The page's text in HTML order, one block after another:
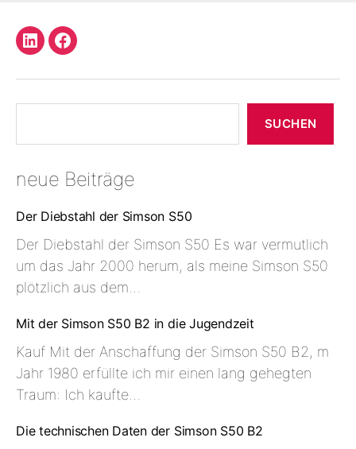
LinkedInFacebook
SUCHEN
neue Beiträge
Der Diebstahl der Simson S50
Der Diebstahl der Simson S50 Es war vermutlich
um das Jahr 2000 herum, als meine Simson S50
plötzlich aus dem…
Mit der Simson S50 B2 in die Jugendzeit
Kauf Mit der Anschaffung der Simson S50 B2, m
Jahr 1980 erfüllte ich mir einen lang gehegten
Traum: Ich kaufte…
Die technischen Daten der Simson S50 B2